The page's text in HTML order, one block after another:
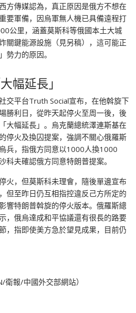
方傳媒認為，真正原因是俄方不想在
要軍備，因烏軍無人機已具備遠程打
公里，涵蓋莫斯科等俄國本土大城
關鍵能源設施（見另稿），這可能正
勢力的原因。
幅延長」
交平台Truth Social宣布，在他斡旋下
勝利日，從昨天起停火至周一後，後
大幅延長」。烏克蘭總統澤連斯基在
停火及換囚提案，強調不關心俄羅斯
兵，指俄方同意以1000人換1000
科夫確認俄方同意特朗普提案。
火，但莫斯科未理會，隨後單邊宣布
但至昨日仍互相指控違反己方所定的
響特朗普斡旋的停火版本。俄羅斯總
，俄烏達成和平協議還有很長的路要
，指即使美方急於望見成果，目前仍
衛報/中國外交部網站）